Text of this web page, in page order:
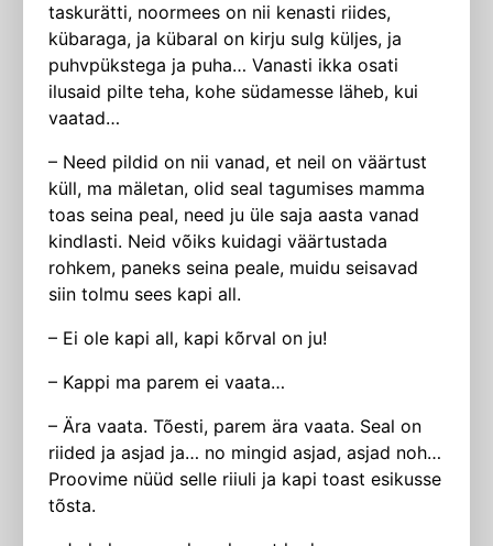
taskurätti, noormees on nii kenasti riides,
kübaraga, ja kübaral on kirju sulg küljes, ja
puhvpükstega ja puha… Vanasti ikka osati
ilusaid pilte teha, kohe südamesse läheb, kui
vaatad…
– Need pildid on nii vanad, et neil on väärtust
küll, ma mäletan, olid seal tagumises mamma
toas seina peal, need ju üle saja aasta vanad
kindlasti. Neid võiks kuidagi väärtustada
rohkem, paneks seina peale, muidu seisavad
siin tolmu sees kapi all.
– Ei ole kapi all, kapi kõrval on ju!
– Kappi ma parem ei vaata…
– Ära vaata. Tõesti, parem ära vaata. Seal on
riided ja asjad ja… no mingid asjad, asjad noh…
Proovime nüüd selle riiuli ja kapi toast esikusse
tõsta.